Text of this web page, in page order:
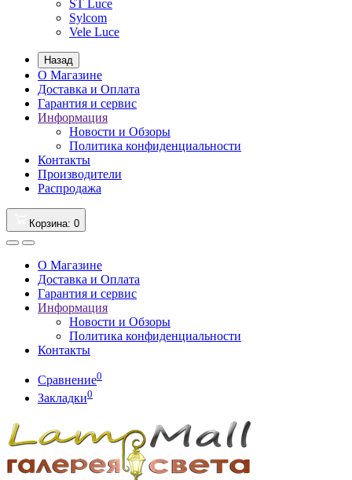
ST Luce
Sylcom
Vele Luce
Назад
О Магазине
Доставка и Оплата
Гарантия и сервис
Информация
Новости и Обзоры
Политика конфиденциальности
Контакты
Производители
Распродажа
Корзина: 0
О Магазине
Доставка и Оплата
Гарантия и сервис
Информация
Новости и Обзоры
Политика конфиденциальности
Контакты
Сравнение0
Закладки0